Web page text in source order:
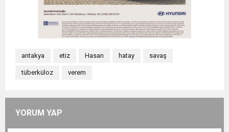
antakya etiz Hasan hatay savaş
tüberküloz verem
YORUM YAP